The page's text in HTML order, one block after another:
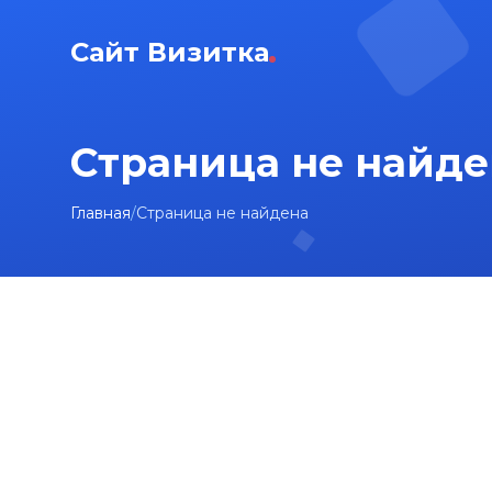
Сайт Визитка
Страница не
Главная/Страница не найдена